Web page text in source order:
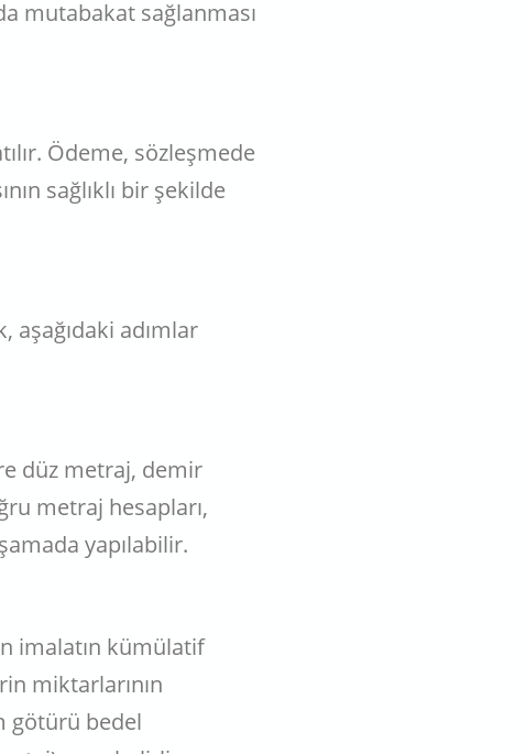
mutabakat sağlanması
Ödeme, sözleşmede
sağlıklı bir şekilde
aşağıdaki adımlar
düz metraj, demir
metraj hesapları,
yapılabilir.
imalatın kümülatif
miktarlarının
götürü bedel